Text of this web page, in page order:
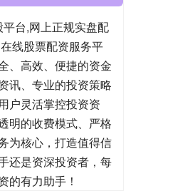
台,网上正规实盘配
线股票配资服务平
、高效、便捷的资金
讯、专业的投资策略
户灵活掌控投资资
明的收费模式、严格
为核心，打造值得信
还是资深投资者，每
的有力助手！